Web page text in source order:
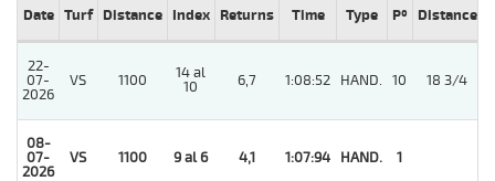
Date Turf Distance Index Returns Time Type Pº Distance
22-
07-
2026
VS 1100
14 al
10
6,7 1:08:52 HAND. 10 18 3/4
08-
07-
2026
VS 1100 9 al 6 4,1 1:07:94 HAND. 1